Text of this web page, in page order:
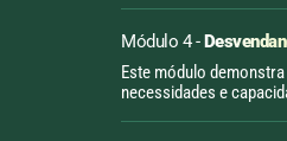
Módulo 4 -
Este módulo
necessidades e